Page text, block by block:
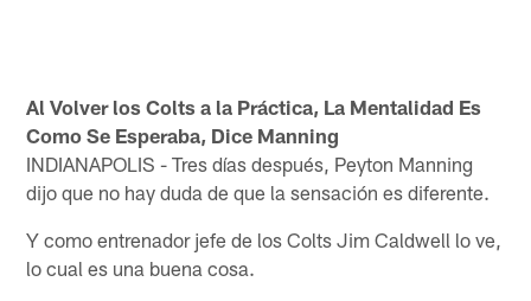
Al Volver los Colts a la Práctica, La Mentalidad Es
Como Se Esperaba, Dice Manning
INDIANAPOLIS - Tres días después, Peyton Manning
dijo que no hay duda de que la sensación es diferente.
Y como entrenador jefe de los Colts Jim Caldwell lo ve,
lo cual es una buena cosa.